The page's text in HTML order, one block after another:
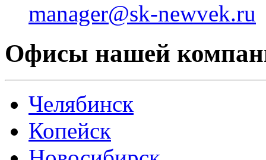
manager@sk-newvek.ru
Офисы нашей
Челябинск
Копейск